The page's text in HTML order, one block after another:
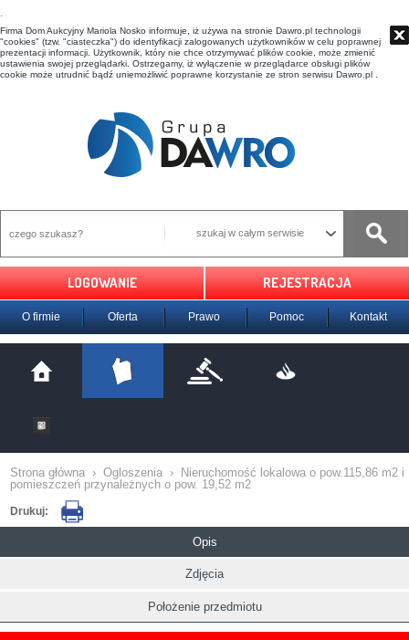
t
Firma Dom Aukcyjny Mariola Nosko informuje, iż używa na stronie Dawro.pl technologii
"cookies" (tzw. "ciasteczka") do identyfikacji zalogowanych użytkowników w celu poprawnej
prezentacji informacji. Użytkownik, który nie chce otrzymywać plików cookie, może zmienić
ustawienia swojej przeglądarki. Ostrzegamy, iż wyłączenie w przeglądarce obsługi plików
cookie może utrudnić bądź uniemożliwić poprawne korzystanie ze stron serwisu Dawro.pl .
szukaj w całym serwisie
LOGOWANIE REJESTRACJA
O firmie Oferta Prawo Pomoc Kontakt
Strona główna › Ogloszenia ›
Nieruchomość lokalowa o pow.115,86 m2 i
pomieszczeń przynależnych o pow. 19,52 m2
Drukuj:
Opis
Zdjęcia
Położenie przedmiotu